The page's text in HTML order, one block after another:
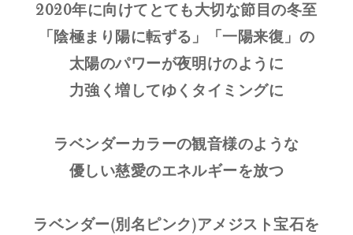
2020年に向けてとても大切な節目の冬至
「陰極まり陽に転ずる」「一陽来復」の
太陽のパワーが夜明けのように
力強く増してゆくタイミングに
ラベンダーカラーの観音様のような
優しい慈愛のエネルギーを放つ
ラベンダー(別名ピンク)アメジスト宝石を